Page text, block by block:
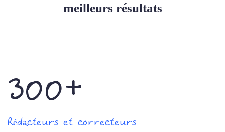
meilleurs résultats
300+
Rédacteurs et correcteurs